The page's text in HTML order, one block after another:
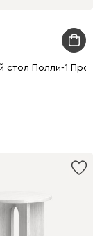
стол Полли-1